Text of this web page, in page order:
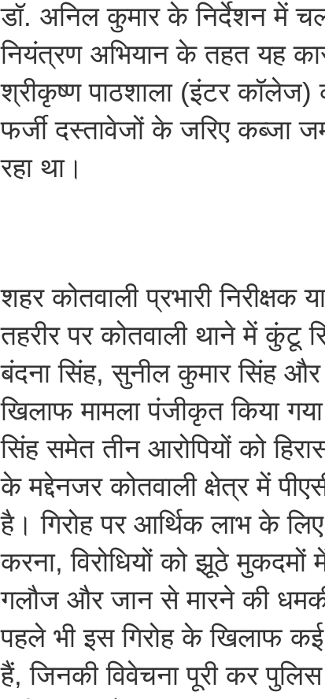
डॉ. अनिल कुमार के निर्देशन में
नियंत्रण अभियान के तहत यह
श्रीकृष्ण पाठशाला (इंटर कॉलेज)
फर्जी दस्तावेजों के जरिए कब्जा
रहा था।
शहर कोतवाली प्रभारी निरीक्षक
तहरीर पर कोतवाली थाने में कुंटू
बंदना सिंह, सुनील कुमार सिंह
खिलाफ मामला पंजीकृत किया
सिंह समेत तीन आरोपियों को
के मद्देनजर कोतवाली क्षेत्र में
है। गिरोह पर आर्थिक लाभ के
करना, विरोधियों को झूठे मुकदमों
गलौज और जान से मारने की
पहले भी इस गिरोह के खिलाफ
हैं, जिनकी विवेचना पूरी कर पुलिस